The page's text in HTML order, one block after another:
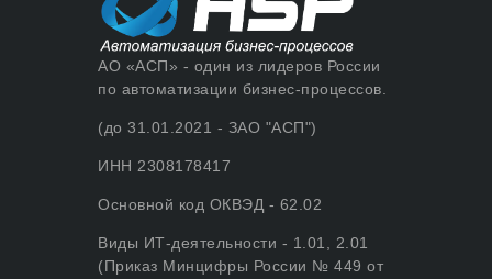
АО «АСП» - один из лидеров России
по автоматизации бизнес-процессов.
(до 31.01.2021 - ЗАО "АСП")
ИНН 2308178417
Основной код ОКВЭД - 62.02
Виды ИТ-деятельности - 1.01, 2.01
(Приказ Минцифры России № 449 от